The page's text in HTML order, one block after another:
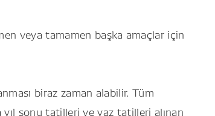
veya tamamen başka amaçlar için
biraz zaman alabilir. Tüm
sonu tatilleri ve yaz tatilleri alınan